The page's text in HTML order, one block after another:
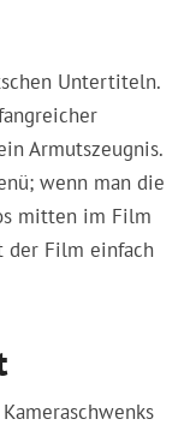
Untertiteln.
Armutszeugnis.
wenn man die
mitten im Film
der Film einfach